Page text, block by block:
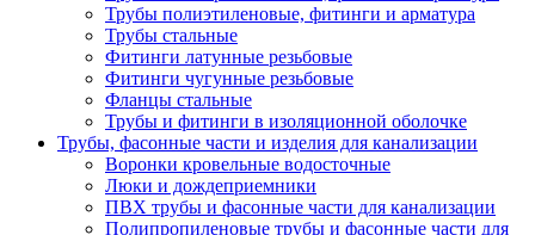
Трубы полиэтиленовые, фитинги и арматура
Трубы стальные
Фитинги латунные резьбовые
Фитинги чугунные резьбовые
Фланцы стальные
Трубы и фитинги в изоляционной оболочке
Трубы, фасонные части и изделия для канализации
Воронки кровельные водосточные
Люки и дождеприемники
ПВХ трубы и фасонные части для канализации
Полипропиленовые трубы и фасонные части для